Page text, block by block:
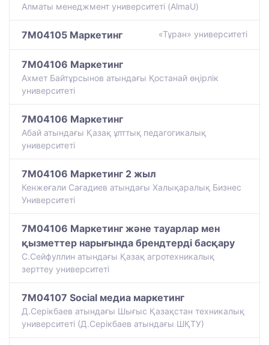
Алматы менеджмент университеті (AlmaU)
7M04105 Маркетинг «Тұран» университеті
7M04106 Маркетинг
Ахмет Байтұрсынов атындағы Қостанай өңірлік
университеті
7M04106 Маркетинг
Абай атындағы Қазақ ұлттық педагогикалық
университеті
7M04106 Маркетинг 2 жыл
Кенжеғали Сағадиев атындағы Халықаралық Бизнес
Университеті
7M04106 Маркетинг және тауарлар мен
қызметтер нарығында брендтерді басқару
С.Сейфуллин атындағы Қазақ агротехникалық
зерттеу университеті
7M04107 Social медиа маркетинг
Д.Серікбаев атындағы Шығыс Қазақстан техникалық
университеті (Д.Серікбаев атындағы ШҚТУ)